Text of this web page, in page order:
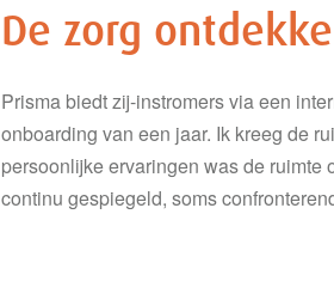
De zorg
Prisma biedt zij-instromers via een
onboarding van een jaar. Ik kreeg de
persoonlijke ervaringen was de
continu gespiegeld, soms